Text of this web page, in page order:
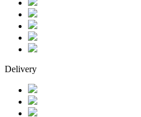
Delivery